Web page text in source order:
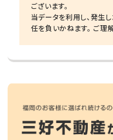
ございます。
当データを利用し、発生
任を負いかねます。 ご理